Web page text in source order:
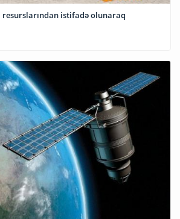
resurslarından istifadə olunaraq